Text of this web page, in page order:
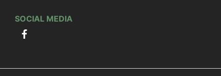
SOCIAL MEDIA